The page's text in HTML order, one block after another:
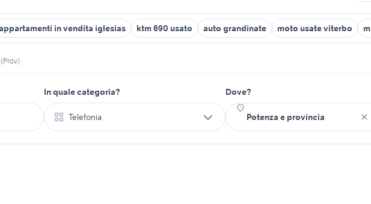
in vendita iglesias ktm 690 usato auto grandinate moto usate viterbo
In quale categoria?
Telefonia
Dove?